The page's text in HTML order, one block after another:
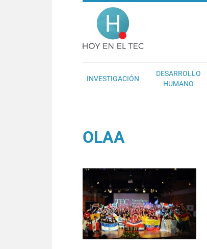
Pasar al contenido principal
INVESTIGACIÓN
DESARROLLO
HUMANO
OLAA